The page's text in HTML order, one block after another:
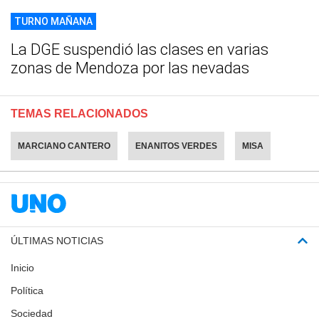
TURNO MAÑANA
La DGE suspendió las clases en varias
zonas de Mendoza por las nevadas
TEMAS RELACIONADOS
MARCIANO CANTERO ENANITOS VERDES MISA
ÚLTIMAS NOTICIAS
Inicio
Política
Sociedad